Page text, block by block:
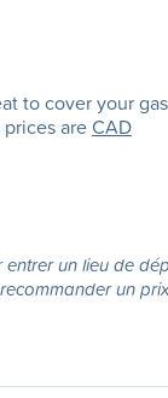
to cover your
areCAD
un lieu de
un